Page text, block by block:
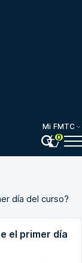
Mi FMTC
0
día del curso?
el primer día